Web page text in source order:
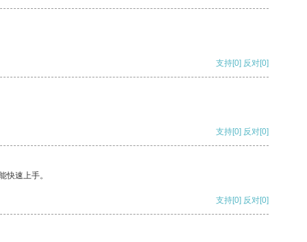
支持[0] 反对[0]
支持[0] 反对[0]
快速上手。
支持[0] 反对[0]